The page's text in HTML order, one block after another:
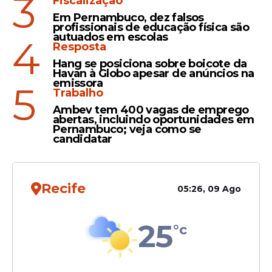
Oportunidade
Seleção do Governo de
Pernambuco com 113 vagas
na educação vai encerrar
inscrições na quinta (12)
Joaquim Nabuco com 105
vagas encerra inscrições
neste sábado (7)
3
Em Pernambuco, dez falsos
profissionais de educação física são
autuados em escolas
4
Resposta
Hang se posiciona sobre boicote da
Havan à Globo apesar de anúncios na
emissora
5
Trabalho
Ambev tem 400 vagas de emprego
abertas, incluindo oportunidades em
Pernambuco; veja como se
candidatar
Recife 05:26, 09 Ago
25°c